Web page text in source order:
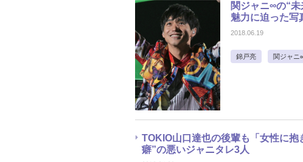
関ジャニ∞の“
魅力に迫った写
2018.06.19
錦戸亮 関ジャニ
TOKIO山口達也の後輩も「女性に
癖”の悪いジャニタレ3人